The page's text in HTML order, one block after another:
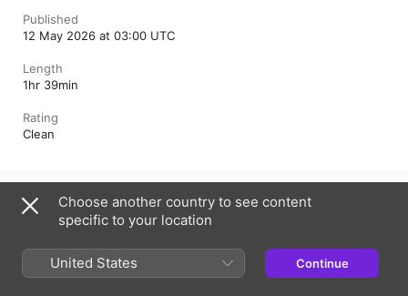
Published
12 May 2026 at 03:00 UTC
Length
1hr 39min
Rating
Clean
Copyright © 2026 Apple Inc. All rights reserved.
Internet Service Terms
Apple Podcasts web player & Privacy
Cookie Warning
Support
Choose another country to see content
specific to your location
United States Continue